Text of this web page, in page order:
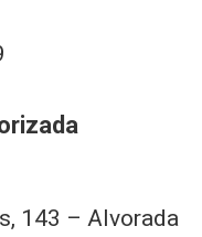
143 – Alvorada